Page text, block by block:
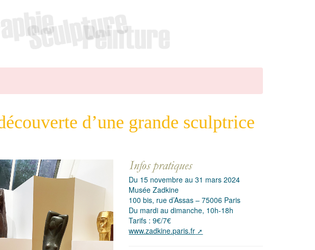
d’une grande sculptrice
Du 15 novembre au 31 mars 2024
Musée Zadkine
100 bis, rue d’Assas – 75006 Paris
Du mardi au dimanche, 10h-18h
Tarifs : 9€/7€
www.zadkine.paris.fr